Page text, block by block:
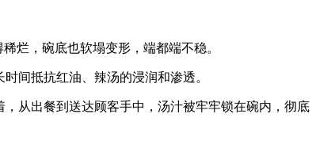
烂，碗底也软塌变形，端都端不稳。
间抵抗红油、辣汤的浸润和渗透。
从出餐到送达顾客手中，汤汁被牢牢锁在碗内，彻底